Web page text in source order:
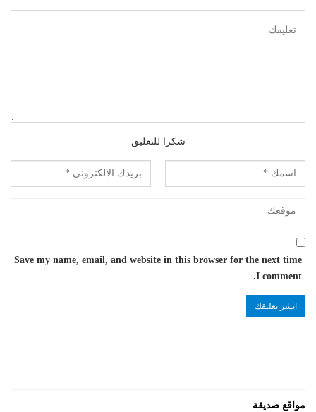
شكرا للتعليق
Save my name, email, and website in this browser for the next time
I comment.
مواقع صديقة